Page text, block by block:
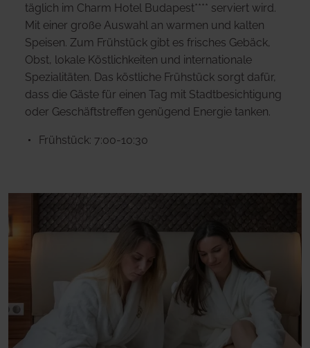
täglich im Charm Hotel Budapest**** serviert wird.
Mit einer große Auswahl an warmen und kalten
Speisen. Zum Frühstück gibt es frisches Gebäck,
Obst, lokale Köstlichkeiten und internationale
Spezialitäten. Das köstliche Frühstück sorgt dafür,
dass die Gäste für einen Tag mit Stadtbesichtigung
oder Geschäftstreffen genügend Energie tanken.
Frühstück: 7:00-10:30